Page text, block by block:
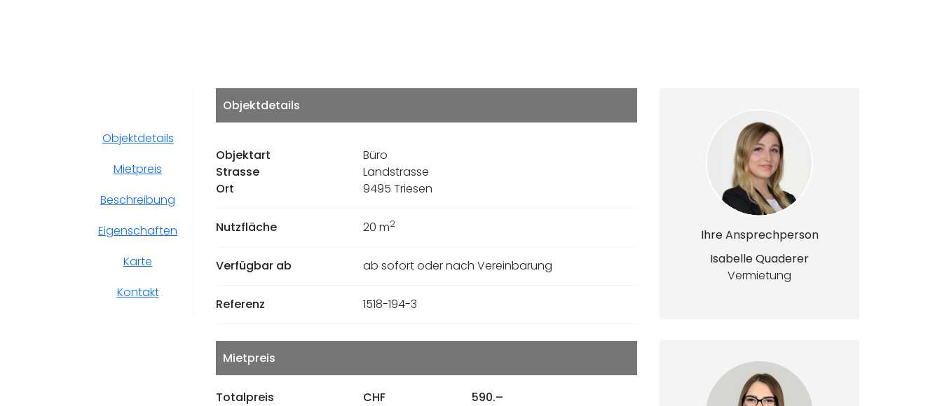
Objektdetails
Mietpreis
Beschreibung
Eigenschaften
Karte
Kontakt
Objektdetails
Objektart
Büro
Strasse
Landstrasse
Ort
9495 Triesen
Nutzfläche 20 m2
Verfügbar ab ab sofort oder nach Vereinbarung
Referenz 1518-194-3
Mietpreis
Totalpreis CHF 590.–
Ihre Ansprechperson
Isabelle Quaderer
Vermietung